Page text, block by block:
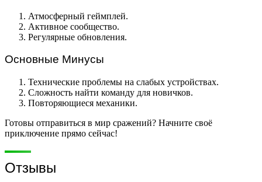
Атмосферный геймплей.
Активное сообщество.
Регулярные обновления.
Основные Минусы
Технические проблемы на слабых устройствах.
Сложность найти команду для новичков.
Повторяющиеся механики.
Готовы отправиться в мир сражений? Начните своё
приключение прямо сейчас!
Отзывы